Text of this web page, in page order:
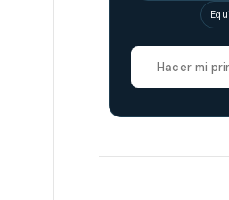
Hacer mi